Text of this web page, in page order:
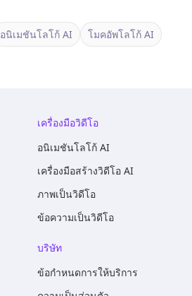
อนิเมชันโลโก้ AI
โมคอัพโลโก้ AI
เครื่องมือวิดีโอ
อนิเมชันโลโก้ AI
เครื่องมือสร้างวิดีโอ AI
ภาพเป็นวิดีโอ
ข้อความเป็นวิดีโอ
บริษัท
ข้อกำหนดการให้บริการ